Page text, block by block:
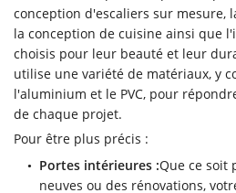
Accueil
intérieures
extérieures
réalisations
Vidéos
conception d'escaliers sur mesure,
la conception de cuisine ainsi que
choisis pour leur beauté et leur
utilise une variété de matériaux, y
l'aluminium et le PVC, pour
de chaque projet.
Pour être plus précis :
Portes intérieures :Que ce soit
neuves ou des rénovations,